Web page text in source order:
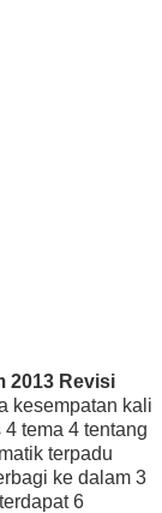
2013 Revisi
kesempatan kali
tema 4 tentang
terpadu
ke dalam 3
6